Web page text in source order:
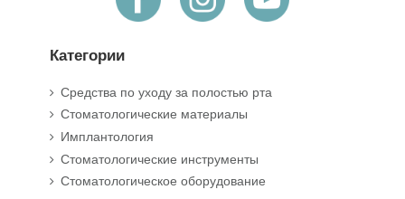
Категории
Средства по уходу за полостью рта
Стоматологические материалы
Имплантология
Стоматологические инструменты
Стоматологическое оборудование